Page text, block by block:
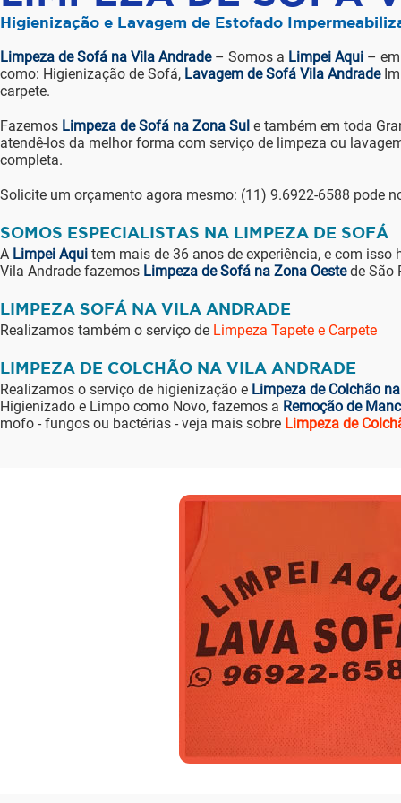
Higienização e Lavagem de Estofado
Limpeza de Sofá na Vila Andrade– Somos a Limpei Aqui –
como: Higienização de Sofá, Lavagem de Sofá Vila Andrade
carpete.
Fazemos Limpeza de Sofá na Zona Sul e também em toda
atendê-los da melhor forma com serviço de limpeza ou
completa.
Solicite um orçamento agora mesmo: (11) 9.6922-6588 pode
SOMOS ESPECIALISTAS NA LIMPEZA DE SOFÁ
A Limpei Aqui tem mais de 36 anos de experiência, e com
Vila Andrade fazemos Limpeza de Sofá na Zona Oestede São
LIMPEZA SOFÁ NA VILA ANDRADE
Realizamos também o serviço de Limpeza Tapete e Carpete
LIMPEZA DE COLCHÃO NA VILA ANDRADE
Realizamos o serviço de higienização e Limpeza de Colchão
Higienizado e Limpo como Novo, fazemos a Remoção de
mofo - fungos ou bactérias - veja mais sobre Limpeza de